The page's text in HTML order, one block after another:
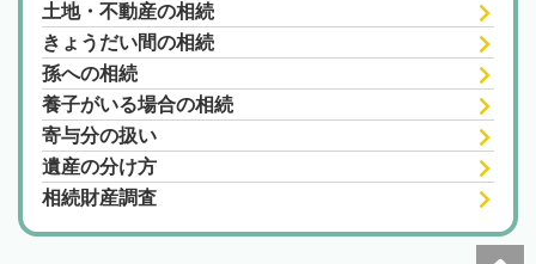
土地・不動産の相続
きょうだい間の相続
孫への相続
養子がいる場合の相続
寄与分の扱い
遺産の分け方
相続財産調査